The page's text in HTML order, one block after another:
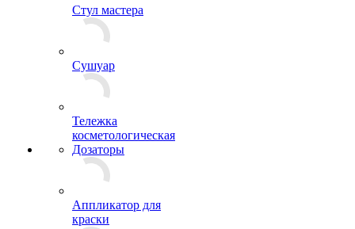
Стул мастера
Сушуар
Тележка
косметологическая
Дозаторы
Аппликатор для
краски